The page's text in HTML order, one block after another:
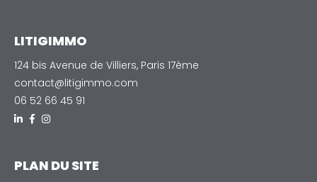
LITIGIMMO
124 bis Avenue de Villiers, Paris 17ème
contact@litigimmo.com
06 52 66 45 91
PLAN DU SITE